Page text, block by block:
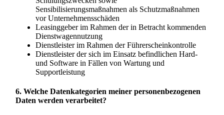
Sensibilisierungsmaßnahmen als Schutzmaßnahmen
vor Unternehmensschäden
Leasinggeber im Rahmen der in Betracht kommenden
Dienstwagennutzung
Dienstleister im Rahmen der Führerscheinkontrolle
Dienstleister der sich im Einsatz befindlichen Hard-
und Software in Fällen von Wartung und
Supportleistung
6. Welche Datenkategorien meiner personenbezogenen
Daten werden verarbeitet?